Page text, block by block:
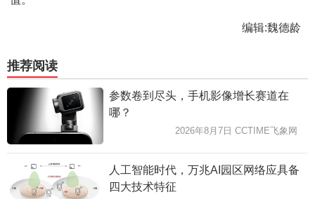
编辑:魏德龄
推荐阅读
参数卷到尽头，手机影像增长赛道在
哪？
2026年8月7日 CCTIME飞象网
人工智能时代，万兆AI园区网络应具备
四大技术特征